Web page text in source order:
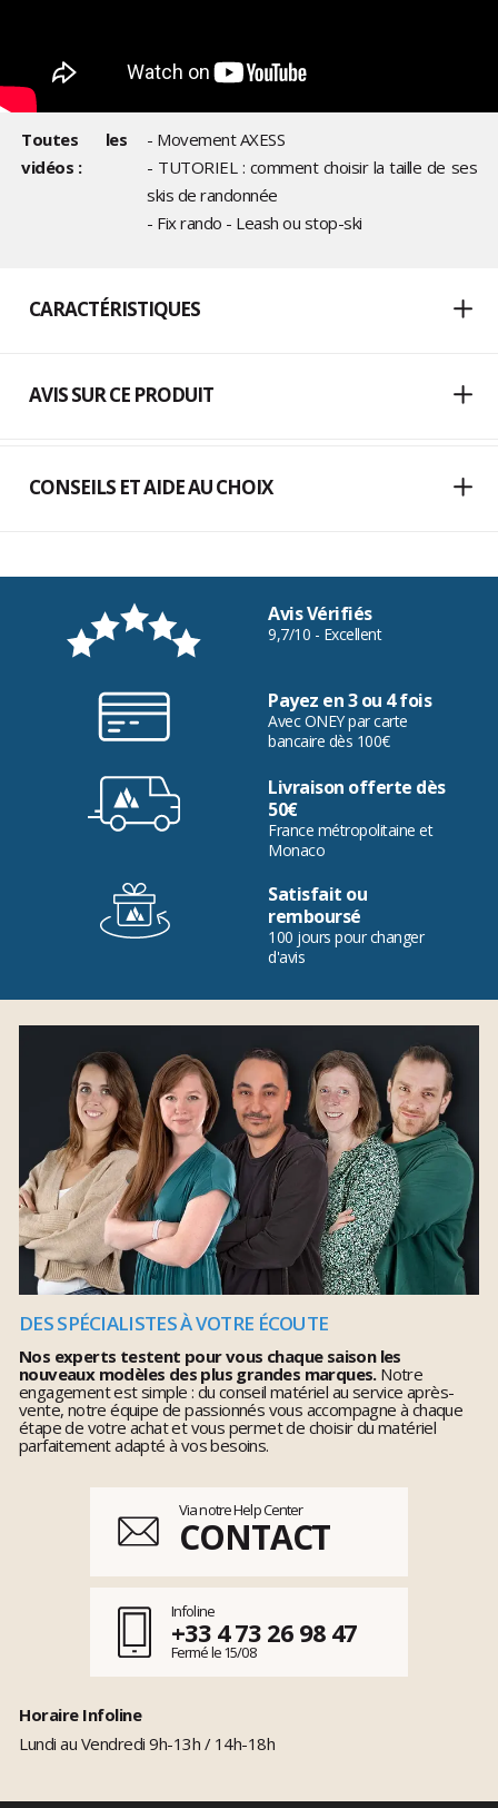
Toutes les
vidéos :
- Movement AXESS
- TUTORIEL : comment choisir la taille de ses
skis de randonnée
- Fix rando - Leash ou stop-ski
CARACTÉRISTIQUES
AVIS SUR CE PRODUIT
CONSEILS ET AIDE AU CHOIX
Avis Vérifiés
9,7/10 - Excellent
Payez en 3 ou 4 fois
Avec ONEY par carte
bancaire dès 100€
Livraison offerte dès
50€
France métropolitaine et
Monaco
Satisfait ou
remboursé
100 jours pour changer
d'avis
DES SPÉCIALISTES À VOTRE ÉCOUTE
Nos experts testent pour vous chaque saison les
nouveaux modèles des plus grandes marques.Notre
engagement est simple : du conseil matériel au service après-
vente, notre équipe de passionnés vous accompagne à chaque
étape de votre achat et vous permet de choisir du matériel
parfaitement adapté à vos besoins.
Via notre Help Center
CONTACT
Infoline
+33 4 73 26 98 47
Fermé le 15/08
Horaire Infoline
Lundi au Vendredi 9h-13h / 14h-18h